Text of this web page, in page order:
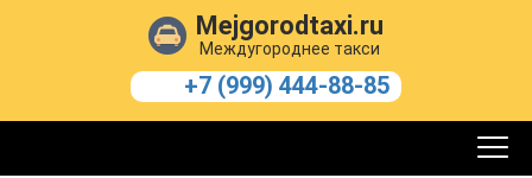
Mejgorodtaxi.ru
Междугороднее такси
+7 (999) 444-88-85